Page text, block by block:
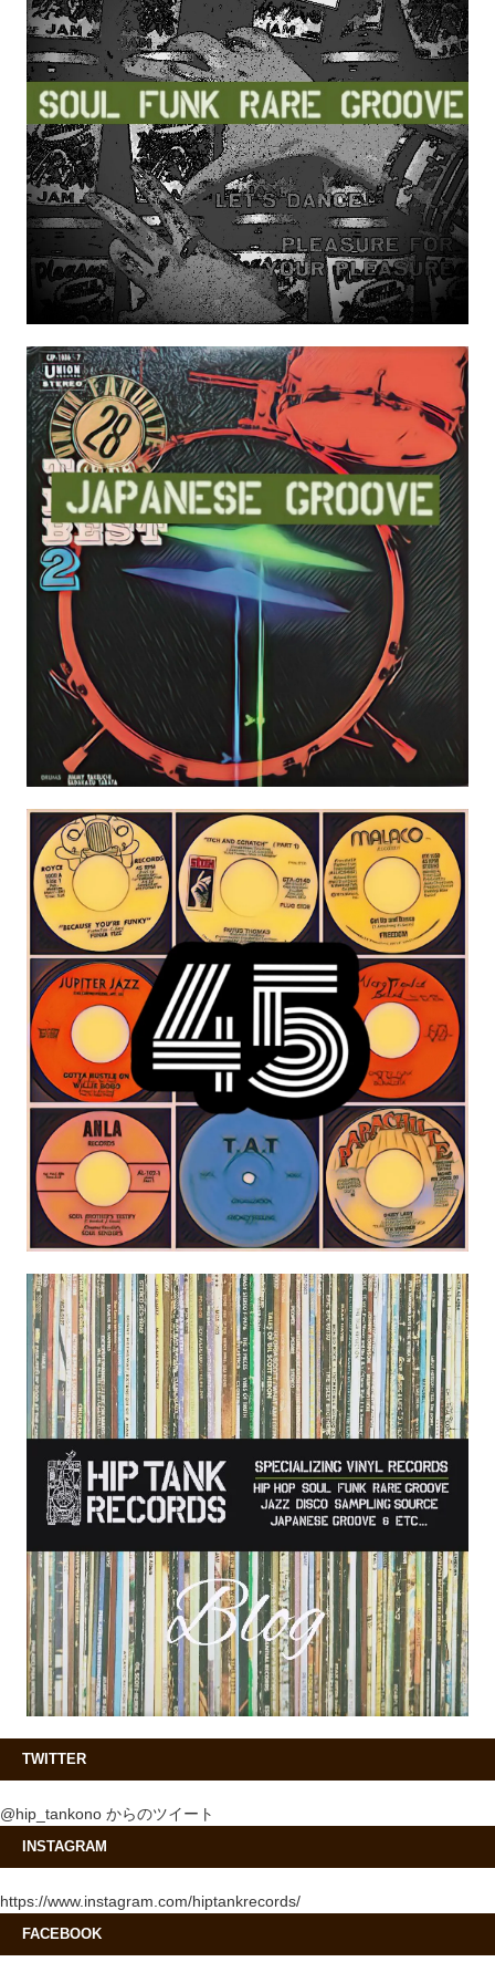
TWITTER
@hip_tankono からのツイート
INSTAGRAM
https://www.instagram.com/hiptankrecords/
FACEBOOK